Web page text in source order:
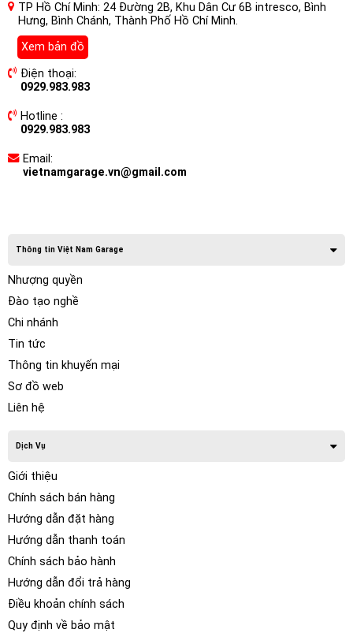
TP Hồ Chí Minh: 24 Đường 2B, Khu Dân Cư 6B intresco, Bình
Hưng, Bình Chánh, Thành Phố Hồ Chí Minh.
Xem bản đồ
Điện thoại:
0929.983.983
Hotline :
0929.983.983
Email:
vietnamgarage.vn@gmail.com
Thông tin Việt Nam Garage
Nhượng quyền
Đào tạo nghề
Chi nhánh
Tin tức
Thông tin khuyến mại
Sơ đồ web
Liên hệ
Dịch Vụ
Giới thiệu
Chính sách bán hàng
Hướng dẫn đặt hàng
Hướng dẫn thanh toán
Chính sách bảo hành
Hướng dẫn đổi trả hàng
Điều khoản chính sách
Quy định về bảo mật